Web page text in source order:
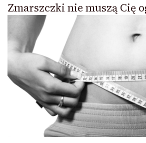
Zmarszczki nie muszą Cię